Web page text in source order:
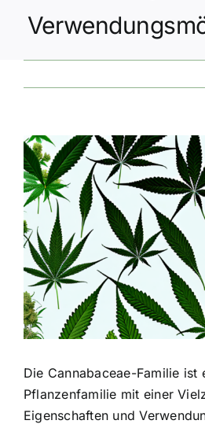
Impressum
Zeige
grösseres
Bild
Die Cannabaceae-Familie ist
Pflanzenfamilie mit einer
Eigenschaften und